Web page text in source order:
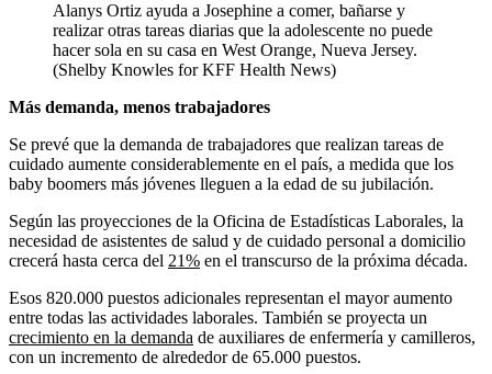
Alanys Ortiz ayuda a Josephine a comer, bañarse y
realizar otras tareas diarias que la adolescente no puede
hacer sola en su casa en West Orange, Nueva Jersey.
(Shelby Knowles for KFF Health News)
Más demanda, menos trabajadores
Se prevé que la demanda de trabajadores que realizan tareas de
cuidado aumente considerablemente en el país, a medida que los
baby boomers más jóvenes lleguen a la edad de su jubilación.
Según las proyecciones de la Oficina de Estadísticas Laborales, la
necesidad de asistentes de salud y de cuidado personal a domicilio
crecerá hasta cerca del 21% en el transcurso de la próxima década.
Esos 820.000 puestos adicionales representan el mayor aumento
entre todas las actividades laborales. También se proyecta un
crecimiento en la demanda de auxiliares de enfermería y camilleros,
con un incremento de alrededor de 65.000 puestos.